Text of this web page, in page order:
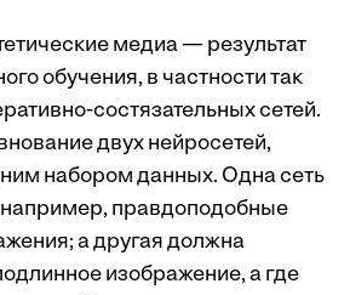
медиа — результат
обучения, в частности так
состязательных сетей.
двух нейросетей,
набором данных. Одна сеть
например, правдоподобные
а другая должна
изображение, а где